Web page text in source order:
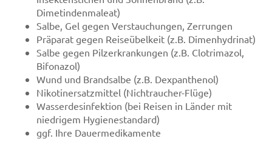
Dimetindenmaleat)
Salbe, Gel gegen Verstauchungen, Zerrungen
Präparat gegen Reiseübelkeit (z.B. Dimenhydrinat)
Salbe gegen Pilzerkrankungen (z.B. Clotrimazol,
Bifonazol)
Wund und Brandsalbe (z.B. Dexpanthenol)
Nikotinersatzmittel (Nichtraucher-Flüge)
Wasserdesinfektion (bei Reisen in Länder mit
niedrigem Hygienestandard)
ggf. Ihre Dauermedikamente